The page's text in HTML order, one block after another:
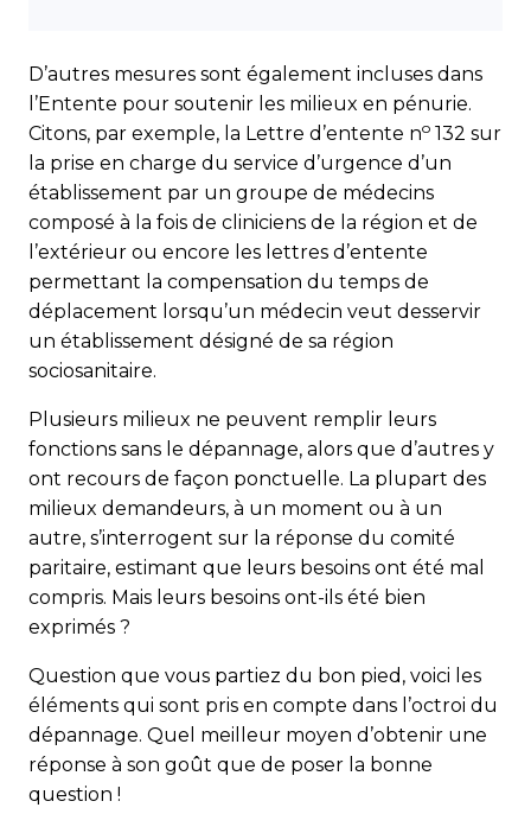
D’autres mesures sont également in­clu­ses dans
l’Entente pour soutenir les milieux en pénurie.
Citons, par exemple, la Lettre d’entente no 132 sur
la prise en charge du service d’urgence d’un
établissement par un groupe de médecins
composé à la fois de cliniciens de la région et de
l’extérieur ou encore les lettres d’entente
permettant la compensation du temps de
déplacement lors­qu’un médecin veut desservir
un établissement désigné de sa région
sociosanitaire.
Plusieurs milieux ne peuvent remplir leurs
fonctions sans le dépannage, alors que d’autres y
ont recours de façon ponctuelle. La plupart des
milieux demandeurs, à un moment ou à un
autre, s’interrogent sur la réponse du comité
paritaire, estimant que leurs besoins ont été mal
compris. Mais leurs besoins ont-ils été bien
exprimés ?
Question que vous partiez du bon pied, voici les
éléments qui sont pris en compte dans l’octroi du
dépannage. Quel meilleur moyen d’obtenir une
réponse à son goût que de poser la bonne
question !